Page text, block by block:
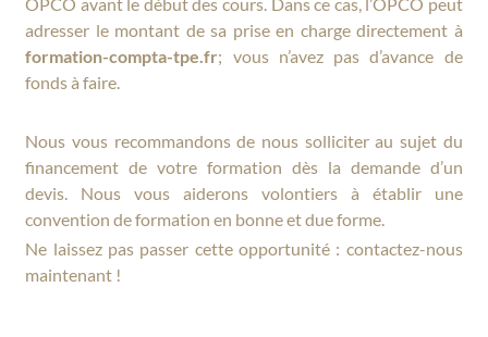
adresser le montant de sa prise en charge directement à
formation-compta-tpe.fr; vous n’avez pas d’avance de
fonds à faire.
Nous vous recommandons de nous solliciter au sujet du
financement de votre formation dès la demande d’un
devis. Nous vous aiderons volontiers à établir une
convention de formation en bonne et due forme.
Ne laissez pas passer cette opportunité : contactez-nous
maintenant !